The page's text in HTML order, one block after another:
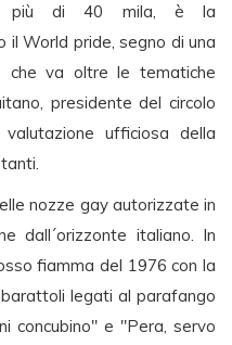
più di 40 mila, è la
World pride, segno di una
che va oltre le tematiche
presidente del circolo
ufficiosa della
nozze gay autorizzate in
dall´orizzonte italiano. In
fiamma del 1976 con la
legati al parafango
concubino" e "Pera, servo